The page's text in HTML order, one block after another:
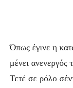
Όπως έγινε η
μένει ανενεργός
Τετέ σε ρόλο